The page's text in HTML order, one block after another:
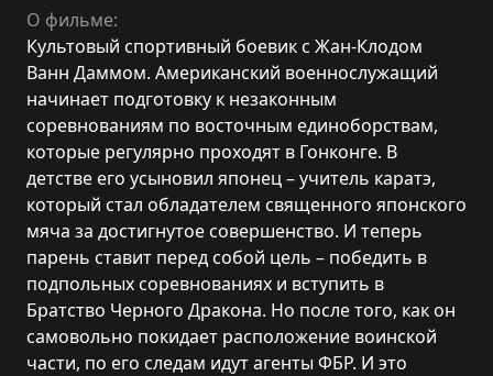
О фильме:
Культовый спортивный боевик с Жан-Клодом
Ванн Даммом. Американский военнослужащий
начинает подготовку к незаконным
соревнованиям по восточным единоборствам,
которые регулярно проходят в Гонконге. В
детстве его усыновил японец – учитель каратэ,
который стал обладателем священного японского
мяча за достигнутое совершенство. И теперь
парень ставит перед собой цель – победить в
подпольных соревнованиях и вступить в
Братство Черного Дракона. Но после того, как он
самовольно покидает расположение воинской
части, по его следам идут агенты ФБР. И это